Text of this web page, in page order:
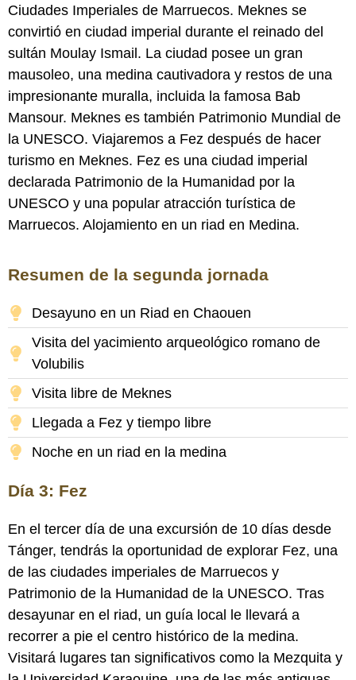
Ciudades Imperiales de Marruecos. Meknes se
convirtió en ciudad imperial durante el reinado del
sultán Moulay Ismail. La ciudad posee un gran
mausoleo, una medina cautivadora y restos de una
impresionante muralla, incluida la famosa Bab
Mansour. Meknes es también Patrimonio Mundial de
la UNESCO. Viajaremos a Fez después de hacer
turismo en Meknes. Fez es una ciudad imperial
declarada Patrimonio de la Humanidad por la
UNESCO y una popular atracción turística de
Marruecos. Alojamiento en un riad en Medina.
Resumen de la segunda jornada
Desayuno en un Riad en Chaouen
Visita del yacimiento arqueológico romano de
Volubilis
Visita libre de Meknes
Llegada a Fez y tiempo libre
Noche en un riad en la medina
Día 3: Fez
En el tercer día de una excursión de 10 días desde
Tánger, tendrás la oportunidad de explorar Fez, una
de las ciudades imperiales de Marruecos y
Patrimonio de la Humanidad de la UNESCO. Tras
desayunar en el riad, un guía local le llevará a
recorrer a pie el centro histórico de la medina.
Visitará lugares tan significativos como la Mezquita y